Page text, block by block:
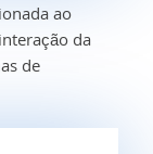
ao
da
de